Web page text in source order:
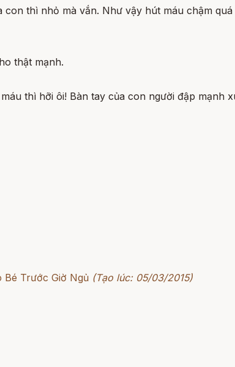
thì nhỏ mà vắn. Như vậy hút máu chậm quá
thật mạnh.
thì hỡi ôi! Bàn tay của con người đập mạnh
Bé Trước Giờ Ngủ (Tạo lúc: 05/03/2015)